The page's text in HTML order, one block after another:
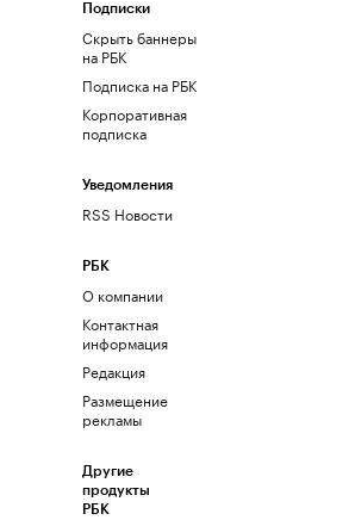
Подписки
Скрыть баннеры
на РБК
Подписка на РБК
Корпоративная
подписка
Уведомления
RSS Новости
РБК
О компании
Контактная
информация
Редакция
Размещение
рекламы
Другие
продукты
РБК